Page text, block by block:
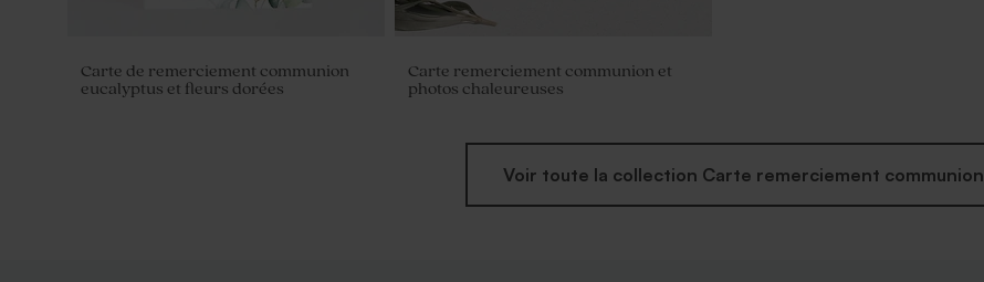
Carte de remerciement communion
eucalyptus et fleurs dorées
Carte remerciement communion et
photos chaleureuses
Voir toute la collection Carte remerciement communion